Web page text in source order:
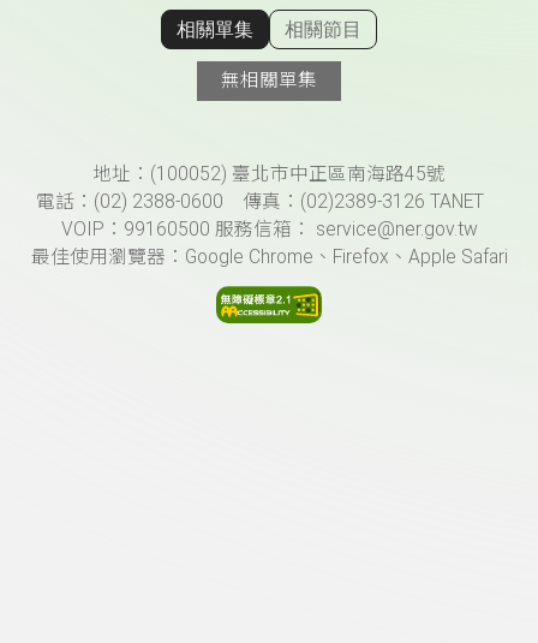
顯示相關單集
相關單集 相關節目
無相關單集
頁尾資訊地址：(100052) 臺北市中正區南海路45號
電話：(02) 2388-0600 傳真：(02)2389-3126 TANET
VOIP：99160500 服務信箱： service@ner.gov.tw
最佳使用瀏覽器：Google Chrome、Firefox、Apple Safari